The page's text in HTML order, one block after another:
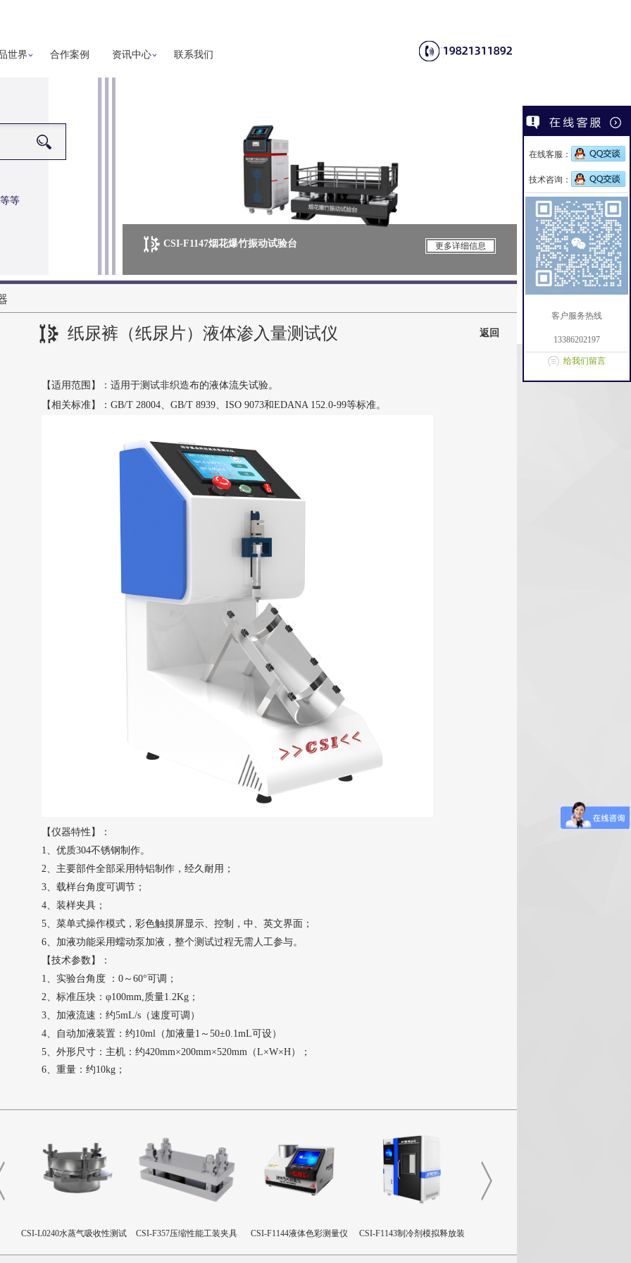
世界 合作案例 资讯中心 联系我们
等
CSI-F1147烟花爆竹振动试验台 更多详细信息 CSI-F1148烟花
纸尿裤（纸尿片）液体渗入量测试仪 返回
【适用范围】：适用于测试非织造布的液体流失试验。
【相关标准】： GB/T 28004、GB/T 8939、ISO 9073和EDANA 152.0-99等标准。
【仪器特性】：
1、优质304不锈钢制作。
2、主要部件全部采用特铝制作，经久耐用；
3、载样台角度可调节 ；
4、装样夹具；
5、菜单式操作模式 ， 彩色触摸屏显示、控制，中、英文界面；
6、加液功能采用蠕动泵加液，整个测试过程无需人工参与。
【技术参数】：
1、实验台角度 ：0～60°可调；
2、标准压块：φ100mm,质量1.2Kg；
3、加液流速： 约5mL/s（速度可调）
4、自动加液装置： 约10ml（加液量1～50±0.1mL可设）
5、外形尺寸：主机： 约420mm×200mm×520mm（L×W×H）；
6、重量： 约10kg；
CSI-L0240水蒸气吸收性测试
CSI-F357压缩性能工装夹具 CSI-F1144液体色彩测量仪
CSI-F1143制冷剂模拟释放装
在线客服：
技术咨询：
客户服务热线
13386202197
给我们留言